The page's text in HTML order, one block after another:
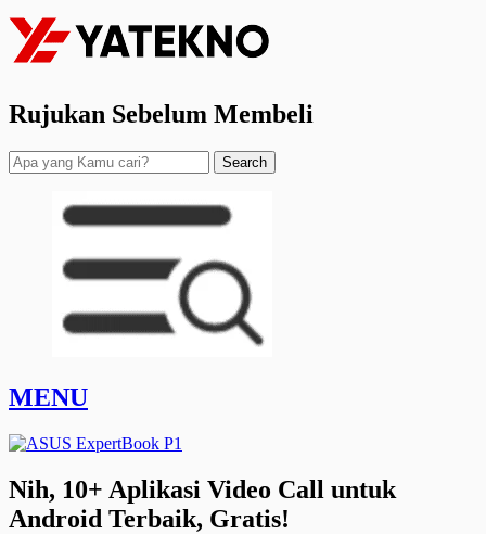
Rujukan Sebelum Membeli
Search
MENU
Nih, 10+ Aplikasi Video Call untuk
Android Terbaik, Gratis!